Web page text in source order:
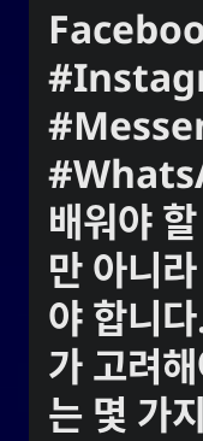
배워야
만 아니
야 합니
가 고려
는 몇 가